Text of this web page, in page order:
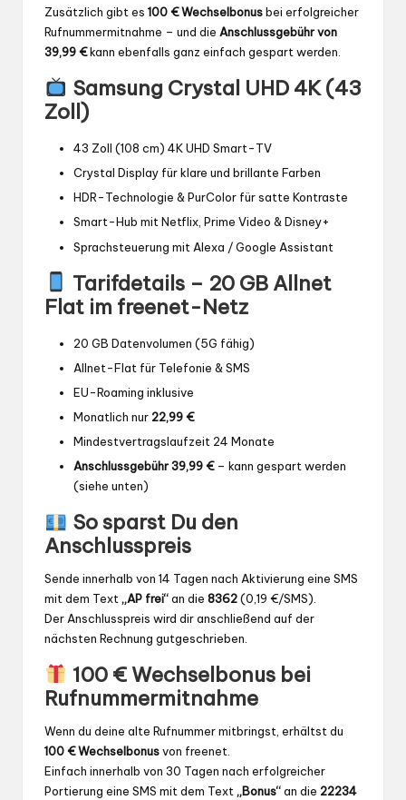
Zusätzlich gibt es 100 € Wechselbonusbei erfolgreicher
Rufnummermitnahme – und die Anschlussgebühr von
39,99 €kann ebenfalls ganz einfach gespart werden.
Samsung Crystal UHD 4K (43
Zoll)
43 Zoll (108 cm) 4K UHD Smart-TV
Crystal Display für klare und brillante Farben
HDR-Technologie & PurColor für satte Kontraste
Smart-Hub mit Netflix, Prime Video & Disney+
Sprachsteuerung mit Alexa / Google Assistant
Tarifdetails – 20 GB Allnet
Flat im freenet-Netz
20 GB Datenvolumen (5G fähig)
Allnet-Flat für Telefonie & SMS
EU-Roaming inklusive
Monatlich nur 22,99 €
Mindestvertragslaufzeit 24 Monate
Anschlussgebühr 39,99 €– kann gespart werden
(siehe unten)
So sparst Du den
Anschlusspreis
Sende innerhalb von 14 Tagen nach Aktivierung eine SMS
mit dem Text „AP frei“an die 8362(0,19 €/SMS).
Der Anschlusspreis wird dir anschließend auf der
nächsten Rechnung gutgeschrieben.
100 € Wechselbonus bei
Rufnummermitnahme
Wenn du deine alte Rufnummer mitbringst, erhältst du
100 € Wechselbonusvon freenet.
Einfach innerhalb von 30 Tagen nach erfolgreicher
Portierung eine SMS mit dem Text „Bonus“an die 22234